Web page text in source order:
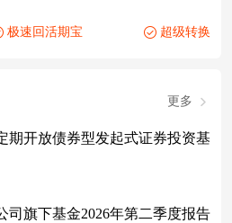
极速回活期宝 超级转换
更多
期开放债券型发起式证券投资基
司旗下基金2026年第二季度报告